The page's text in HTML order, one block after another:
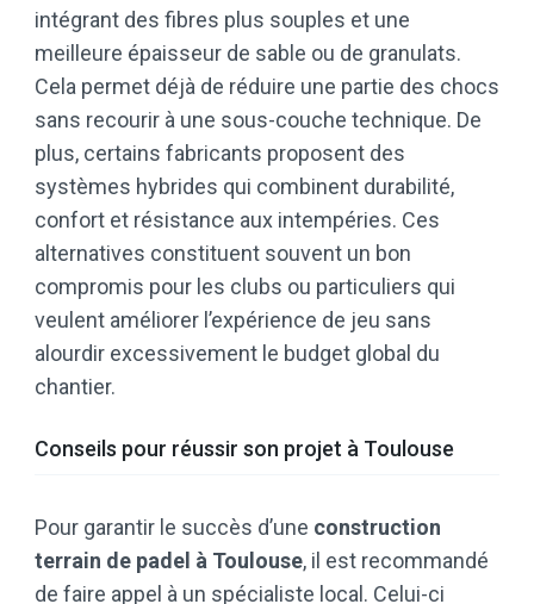
intégrant des fibres plus souples et une
meilleure épaisseur de sable ou de granulats.
Cela permet déjà de réduire une partie des chocs
sans recourir à une sous-couche technique. De
plus, certains fabricants proposent des
systèmes hybrides qui combinent durabilité,
confort et résistance aux intempéries. Ces
alternatives constituent souvent un bon
compromis pour les clubs ou particuliers qui
veulent améliorer l’expérience de jeu sans
alourdir excessivement le budget global du
chantier.
Conseils pour réussir son projet à Toulouse
Pour garantir le succès d’une construction
terrain de padel à Toulouse, il est recommandé
de faire appel à un spécialiste local. Celui-ci